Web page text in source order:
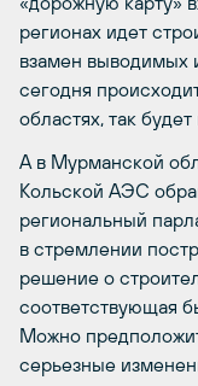
регионах идет
взамен выводимых
сегодня
областях, так
А в Мурманской
Кольской АЭС
региональный
в стремлении
решение о
соответствующая
Можно
серьезные